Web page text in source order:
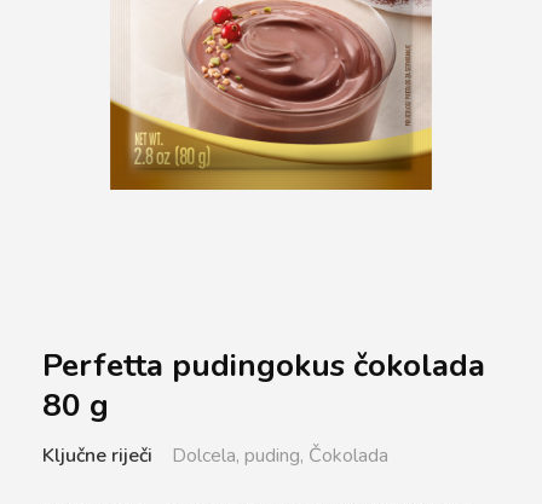
Perfetta pudingokus čokolada
80 g
Ključne riječi Dolcela, puding, Čokolada